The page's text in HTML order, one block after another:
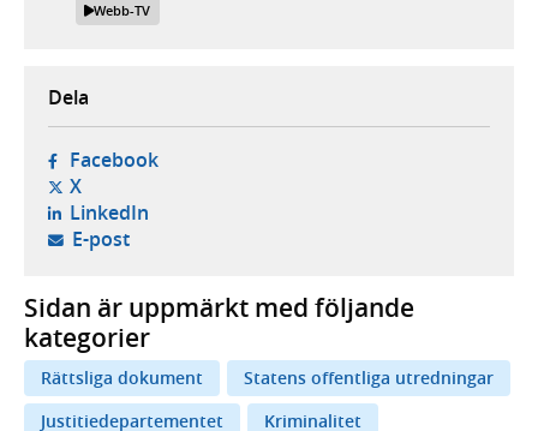
Webb-TV
Dela
Facebook- öppnas i ny flik, extern webbplats,
X- öppnas i ny flik, extern webbplats,
LinkedIn- öppnas i ny flik, extern webbplats,
E-post- öppnar din e-postklient,
Sidan är uppmärkt med följande
kategorier
Rättsliga dokument
Statens offentliga utredningar
Justitiedepartementet
Kriminalitet